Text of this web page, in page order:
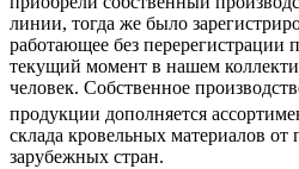
линии, тогда же было
работающее без перерегистрации
текущий момент в нашем
человек. Собственное
продукции дополняется
склада кровельных материалов
зарубежных стран.